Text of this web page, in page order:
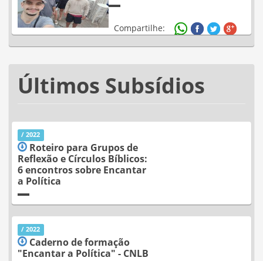
Compartilhe:
Últimos Subsídios
/ 2022
Roteiro para Grupos de
Reflexão e Círculos Bíblicos:
6 encontros sobre Encantar
a Política
/ 2022
Caderno de formação
"Encantar a Política" - CNLB